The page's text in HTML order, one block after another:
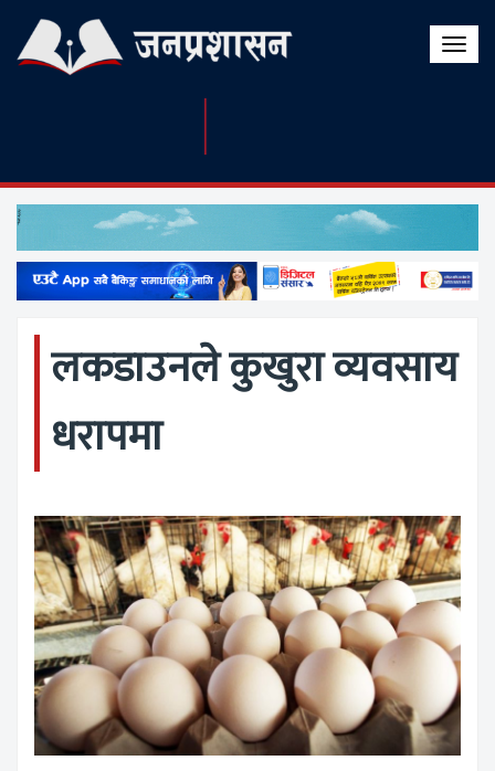
Toggle
लकडाउनले कुखुरा व्यवसाय
धरापमा